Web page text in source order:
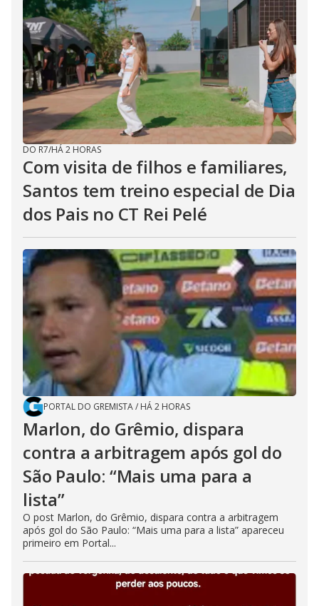
DO R7/HÁ 2 HORAS
Com visita de filhos e familiares,
Santos tem treino especial de Dia
dos Pais no CT Rei Pelé
PORTAL DO GREMISTA/ HÁ 2 HORAS
Marlon, do Grêmio, dispara
contra a arbitragem após gol do
São Paulo: “Mais uma para a
lista”
O post Marlon, do Grêmio, dispara contra a arbitragem
após gol do São Paulo: “Mais uma para a lista” apareceu
primeiro em Portal...